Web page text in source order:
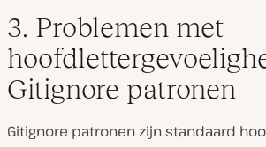
3. Problemen met
Gitignore patronen
Gitignore patronen zijn standaard